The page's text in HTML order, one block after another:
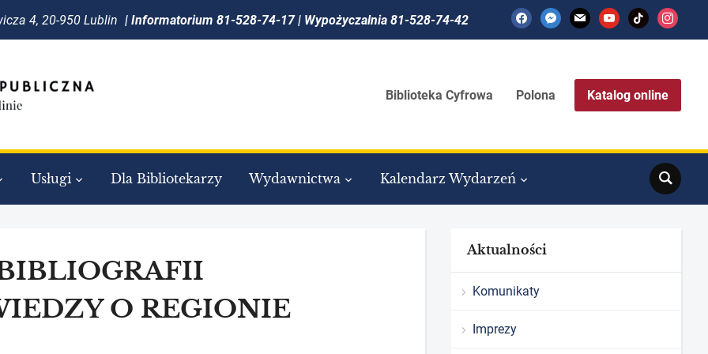
facebookmessenger
mail youtubetiktok instagram
4, 20-950 Lublin | Informatorium 81-528-74-17 | Wypożyczalnia 81-528-74-42
Biblioteka Cyfrowa Polona Katalog online
Usługi Dla Bibliotekarzy Wydawnictwa Kalendarz Wydarzeń Search
O REGIONIE
Aktualności
Komunikaty
Imprezy